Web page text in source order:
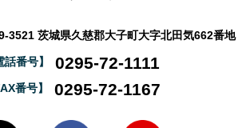
3521 茨城県久慈郡大子町大字北田気662番地
話番号】 0295-72-1111
番号】 0295-72-1167